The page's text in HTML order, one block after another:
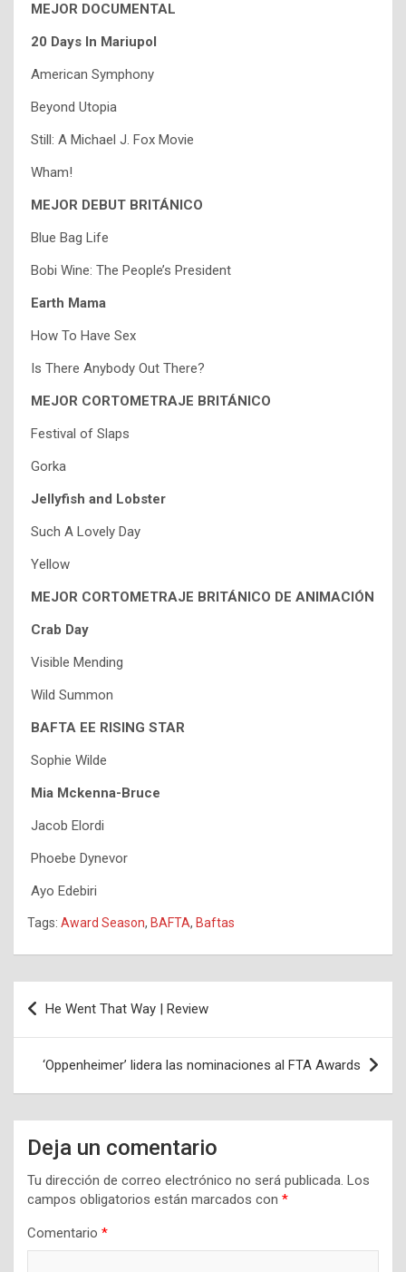
MEJOR DOCUMENTAL
20 Days In Mariupol
American Symphony
Beyond Utopia
Still: A Michael J. Fox Movie
Wham!
MEJOR DEBUT BRITÁNICO
Blue Bag Life
Bobi Wine: The People’s President
Earth Mama
How To Have Sex
Is There Anybody Out There?
MEJOR CORTOMETRAJE BRITÁNICO
Festival of Slaps
Gorka
Jellyfish and Lobster
Such A Lovely Day
Yellow
MEJOR CORTOMETRAJE BRITÁNICO DE ANIMACIÓN
Crab Day
Visible Mending
Wild Summon
BAFTA EE RISING STAR
Sophie Wilde
Mia Mckenna-Bruce
Jacob Elordi
Phoebe Dynevor
Ayo Edebiri
Tags: Award Season, BAFTA, Baftas
Navegación
de
entradas
He Went That Way | Review
‘Oppenheimer’ lidera las nominaciones al FTA Awards
Deja un comentario
Tu dirección de correo electrónico no será publicada. Los
campos obligatorios están marcados con *
Comentario *